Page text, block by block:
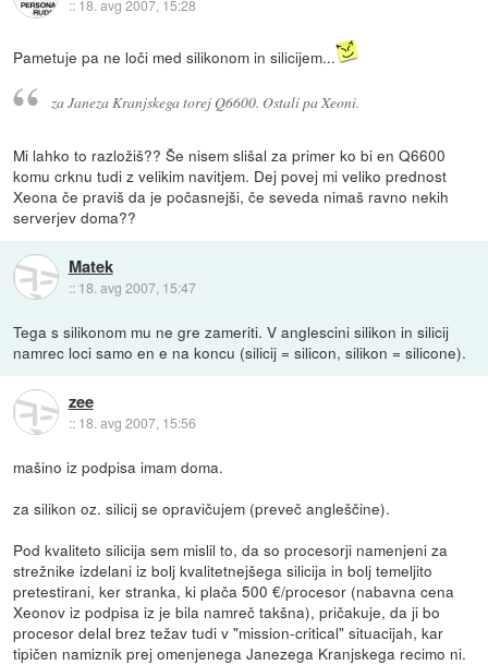
:: 18. avg 2007, 15:28
Pametuje pa ne loči med silikonom in silicijem...
za Janeza Kranjskega torej Q6600. Ostali pa Xeoni.
Mi lahko to razložiš?? Še nisem slišal za primer ko bi en Q6600
komu crknu tudi z velikim navitjem. Dej povej mi veliko prednost
Xeona če praviš da je počasnejši, če seveda nimaš ravno nekih
serverjev doma??
Matek
:: 18. avg 2007, 15:47
Tega s silikonom mu ne gre zameriti. V anglescini silikon in silicij
namrec loci samo en e na koncu (silicij = silicon, silikon = silicone).
zee
:: 18. avg 2007, 15:56
mašino iz podpisa imam doma.
za silikon oz. silicij se opravičujem (preveč angleščine).
Pod kvaliteto silicija sem mislil to, da so procesorji namenjeni za
strežnike izdelani iz bolj kvalitetnejšega silicija in bolj temeljito
pretestirani, ker stranka, ki plača 500 €/procesor (nabavna cena
Xeonov iz podpisa iz je bila namreč takšna), pričakuje, da ji bo
procesor delal brez težav tudi v "mission-critical" situacijah, kar
tipičen namiznik prej omenjenega Janezega Kranjskega recimo ni.